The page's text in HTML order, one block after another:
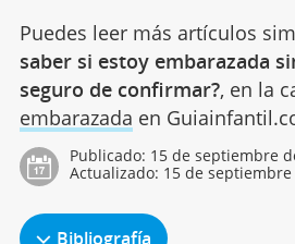
Puedes leer más artículos
saber si estoy embarazada
seguro de confirmar?, en la
embarazada en
Publicado: 15 de septiembre
Actualizado: 15 de septiembre
Bibliografía